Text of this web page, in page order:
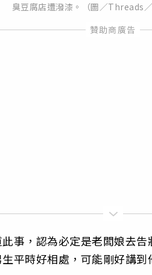
臭豆腐店遭潑漆。（圖／Threads
事，認為必定是老闆娘去
平時好相處，可能剛好講